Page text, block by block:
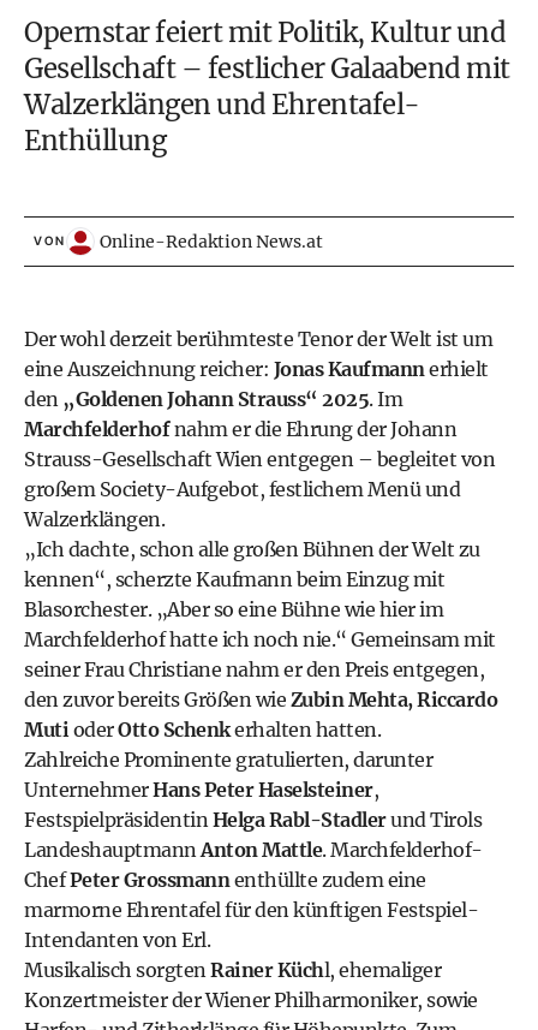
Opernstar feiert mit Politik, Kultur und
Gesellschaft – festlicher Galaabend mit
Walzerklängen und Ehrentafel-
Enthüllung
VON Online-Redaktion News.at
Der wohl derzeit berühmteste Tenor der Welt ist um
eine Auszeichnung reicher: Jonas Kaufmannerhielt
den „Goldenen Johann Strauss“ 2025. Im
Marchfelderhofnahm er die Ehrung der Johann
Strauss-Gesellschaft Wien entgegen – begleitet von
großem Society-Aufgebot, festlichem Menü und
Walzerklängen.
„Ich dachte, schon alle großen Bühnen der Welt zu
kennen“, scherzte Kaufmann beim Einzug mit
Blasorchester. „Aber so eine Bühne wie hier im
Marchfelderhof hatte ich noch nie.“ Gemeinsam mit
seiner Frau Christiane nahm er den Preis entgegen,
den zuvor bereits Größen wie Zubin Mehta, Riccardo
MutioderOtto Schenkerhalten hatten.
Zahlreiche Prominente gratulierten, darunter
UnternehmerHans Peter Haselsteiner,
FestspielpräsidentinHelga Rabl-Stadlerund Tirols
LandeshauptmannAnton Mattle. Marchfelderhof-
ChefPeter Grossmannenthüllte zudem eine
marmorne Ehrentafel für den künftigen Festspiel-
Intendanten von Erl.
Musikalisch sorgtenRainer Küchl, ehemaliger
Konzertmeister der Wiener Philharmoniker, sowie